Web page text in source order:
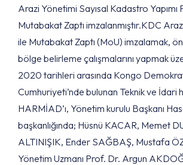
Arazi Yönetimi Sayısal Kadastro Yapımı
Mutabakat Zaptı imzalanmıştır.KDC
ile Mutabakat Zaptı (MoU) imzalamak,
bölge belirleme çalışmalarını yapmak
2020 tarihleri arasında Kongo
Cumhuriyeti’nde bulunan Teknik ve İdari
HARMİAD’ı, Yönetim kurulu Başkanı
başkanlığında; Hüsnü KACAR, Memet
ALTINIŞIK, Ender SAĞBAŞ, Mustafa
Yönetim Uzmanı Prof. Dr. Argun